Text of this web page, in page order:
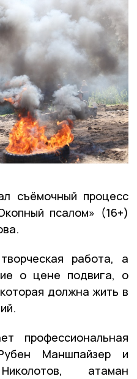
съёмочный процесс
псалом» (16+)
работа, а
о цене подвига, о
должна жить в
профессиональная
Маншпайзер и
атаман